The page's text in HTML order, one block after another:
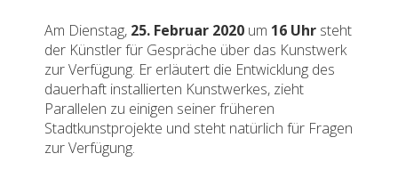
Am Dienstag, 25. Februar 2020 um 16 Uhr steht
der Künstler für Gespräche über das Kunstwerk
zur Verfügung. Er erläutert die Entwicklung des
dauerhaft installierten Kunstwerkes, zieht
Parallelen zu einigen seiner früheren
Stadtkunstprojekte und steht natürlich für Fragen
zur Verfügung.